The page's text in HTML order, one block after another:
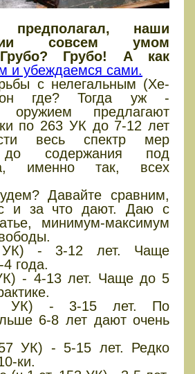
наши
совсем умом
Грубо! А как
и убеждаемся сами.
с нелегальным (Хе-
где? Тогда уж -
оружием предлагают
по 263 УК до 7-12 лет
весь спектр мер
до содержания под
именно так, всех
Давайте сравним,
и за что дают. Даю с
минимум-максимум
УК) - 3-12 лет. Чаще
года.
- 4-13 лет. Чаще до 5
УК) - 3-15 лет. По
6-8 лет дают очень
УК) - 5-15 лет. Редко
ки.